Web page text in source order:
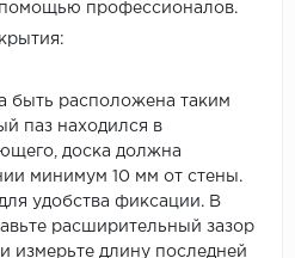
профессионалов.
быть расположена таким
паз находился в
доска должна
минимум 10 мм от стены.
удобства фиксации. В
расширительный зазор
измерьте длину последней